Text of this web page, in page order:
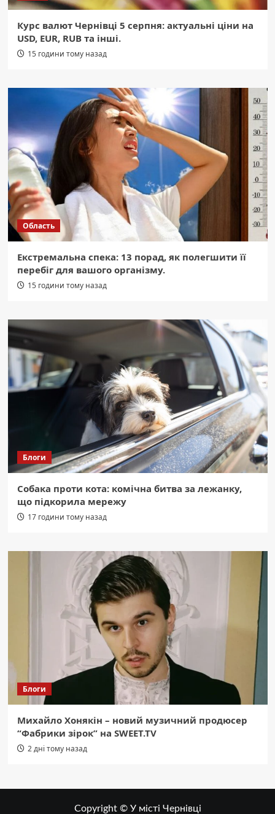
Курс валют Чернівці 5 серпня: актуальні ціни на
USD, EUR, RUB та інші.
15 години тому назад
Область
Екстремальна спека: 13 порад, як полегшити її
перебіг для вашого організму.
15 години тому назад
Блоги
Собака проти кота: комічна битва за лежанку,
що підкорила мережу
17 години тому назад
Блоги
Михайло Хонякін – новий музичний продюсер
“Фабрики зірок” на SWEET.TV
2 дні тому назад
Copyright © У місті Чернівці